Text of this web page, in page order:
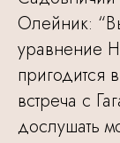
Олейник:
уравнение
пригодится
встреча с
дослушать